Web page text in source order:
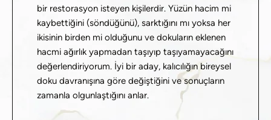
bir restorasyon isteyen kişilerdir. Yüzün hacim mi
kaybettiğini (söndüğünü), sarktığını mı yoksa her
ikisinin birden mi olduğunu ve dokuların eklenen
hacmi ağırlık yapmadan taşıyıp taşıyamayacağını
değerlendiriyorum. İyi bir aday, kalıcılığın bireysel
doku davranışına göre değiştiğini ve sonuçların
zamanla olgunlaştığını anlar.